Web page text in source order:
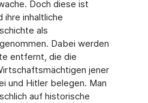
Doch diese ist
ihre inhaltliche
als
Dabei werden
entfernt, die die
jener
und Hitler belegen. Man
auf historische